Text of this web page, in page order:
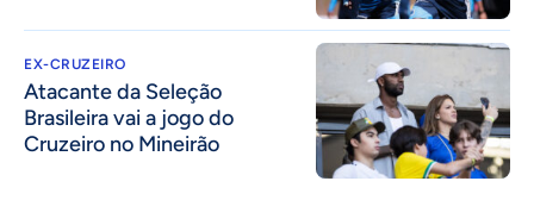
EX-CRUZEIRO
Atacante da Seleção
Brasileira vai a jogo do
Cruzeiro no Mineirão